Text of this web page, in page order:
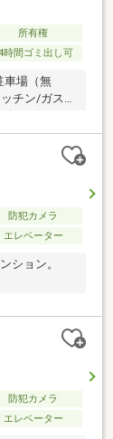
所有権
時間ゴミ出し可
車場（無
チン/ガスコ
防犯カメラ
エレベーター
ション。
防犯カメラ
エレベーター